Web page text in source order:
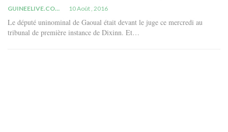
GUINEELIVE.COM 10 Août , 2016
Le député uninominal de Gaoual était devant le juge ce mercredi au
tribunal de première instance de Dixinn. Et…